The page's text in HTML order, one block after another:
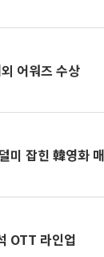
어워즈 수상
미 잡힌 韓영화
OTT 라인업